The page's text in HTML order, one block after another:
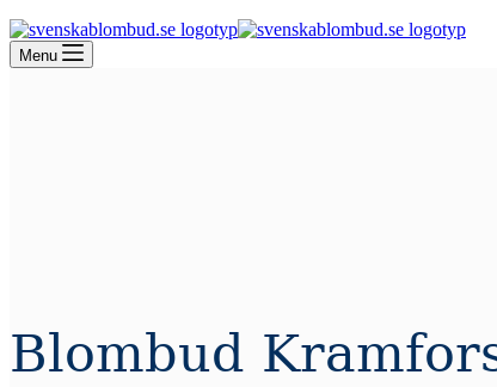
Menu
Blombud